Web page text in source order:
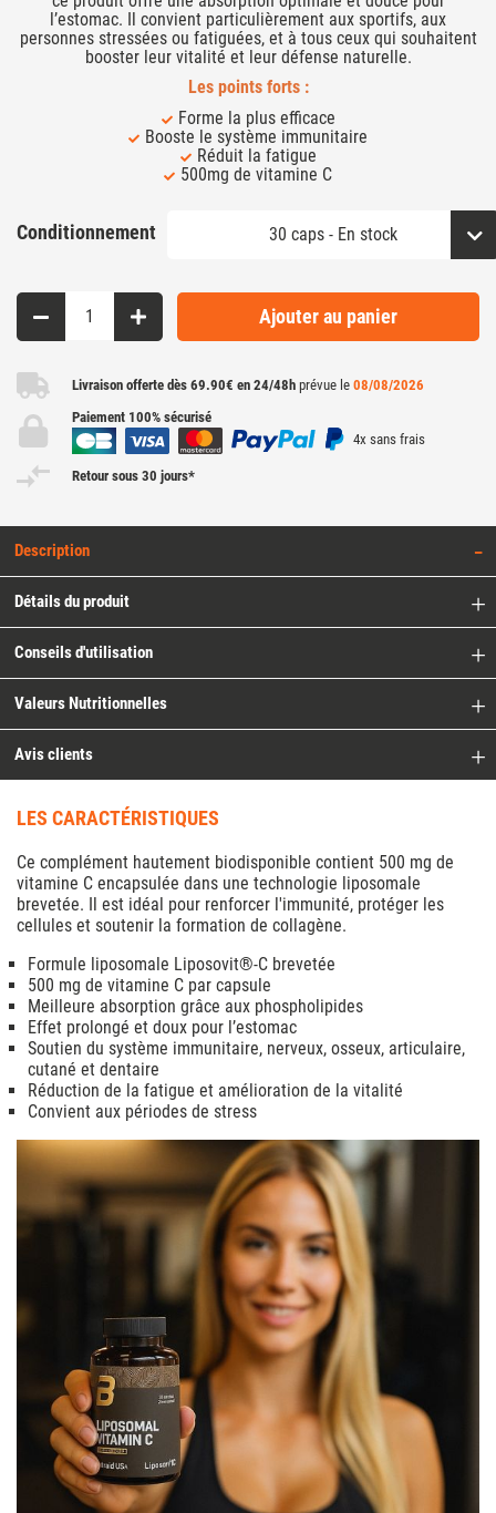
l’estomac. Il convient particulièrement aux sportifs, aux
personnes stressées ou fatiguées, et à tous ceux qui souhaitent
booster leur vitalité et leur défense naturelle.
Les points forts :
Forme la plus efficace
Booste le système immunitaire
Réduit la fatigue
500mg de vitamine C
Conditionnement
Ajouter au panier
Livraison offerte dès 69.90€ en 24/48h prévue le 08/08/2026
Paiement 100% sécurisé
4x sans frais
Retour sous 30 jours*
Description
Détails du produit
Conseils d'utilisation
Valeurs Nutritionnelles
Avis clients
LES CARACTÉRISTIQUES
Ce complément hautement biodisponible contient 500 mg de
vitamine C encapsulée dans une technologie liposomale
brevetée. Il est idéal pour renforcer l'immunité, protéger les
cellules et soutenir la formation de collagène.
Formule liposomale Liposovit®-C brevetée
500 mg de vitamine C par capsule
Meilleure absorption grâce aux phospholipides
Effet prolongé et doux pour l’estomac
Soutien du système immunitaire, nerveux, osseux, articulaire,
cutané et dentaire
Réduction de la fatigue et amélioration de la vitalité
Convient aux périodes de stress